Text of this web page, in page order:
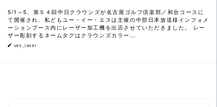
5/1～5、第５４回中日クラウンズが名古屋ゴルフ倶楽部／和合コースに
て開催され、私どもユー・イー・エスは主催の中部日本放送様インフォメ
ーションブース内にレーザー加工機を出店させていただきました。 レー
ザー彫刻するネームタグはクラウンズカラー…
ues_laser